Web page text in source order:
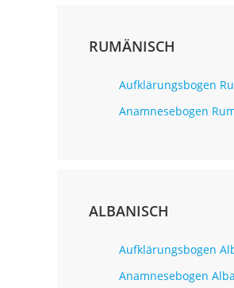
RUMÄNISCH
Aufklärungsbogen
Anamnesebogen
ALBANISCH
Aufklärungsbogen
Anamnesebogen